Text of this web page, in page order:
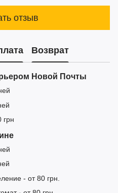
отзыв
Возврат
Новой Почты
грн
- от 80 грн.